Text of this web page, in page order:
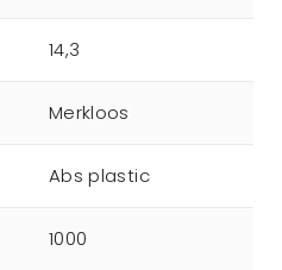
14,3
Merkloos
Abs plastic
1000